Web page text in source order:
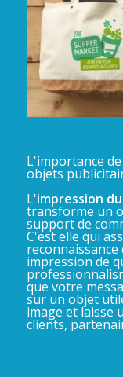
L'importance
objets
L'impression
transforme un
support de
C'est elle qui
impression de
que votre
sur un objet
image et laisse
clients,